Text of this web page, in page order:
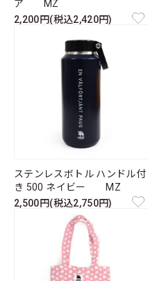
ア MZ
2,200円(税込2,420円)
ステンレスボトル ハンドル付
き 500 ネイビー MZ
2,500円(税込2,750円)